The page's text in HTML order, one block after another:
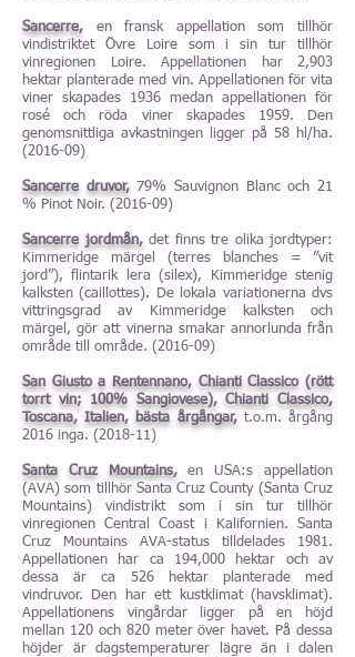
Sancerre, en fransk appellation som tillhör
vindistriktet Övre Loire som i sin tur tillhör
vinregionen Loire. Appellationen har 2,903
hektar planterade med vin. Appellationen för vita
viner skapades 1936 medan appellationen för
rosé och röda viner skapades 1959. Den
genomsnittliga avkastningen ligger på 58 hl/ha.
(2016-09)
Sancerre druvor,79% Sauvignon Blanc och 21
% Pinot Noir. (2016-09)
Sancerre jordmån,det finns tre olika jordtyper:
Kimmeridge märgel (terres blanches = ”vit
jord”), flintarik lera (silex), Kimmeridge stenig
kalksten (caillottes). De lokala variationerna dvs
vittringsgrad av Kimmeridge kalksten och
märgel, gör att vinerna smakar annorlunda från
område till område. (2016-09)
San Giusto a Rentennano, Chianti Classico (rött
torrt vin; 100% Sangiovese), Chianti Classico,
Toscana, Italien, bästa årgångar,t.o.m. årgång
2016 inga. (2018-11)
Santa Cruz Mountains,en USA:s appellation
(AVA) som tillhör Santa Cruz County (Santa Cruz
Mountains) vindistrikt som i sin tur tillhör
vinregionen Central Coast i Kalifornien. Santa
Cruz Mountains AVA-status tilldelades 1981.
Appellationen har ca 194,000 hektar och av
dessa är ca 526 hektar planterade med
vindruvor. Den har ett kustklimat (havsklimat).
Appellationens vingårdar ligger på en höjd
mellan 120 och 820 meter över havet. På dessa
höjder är dagstemperaturer lägre än i dalen